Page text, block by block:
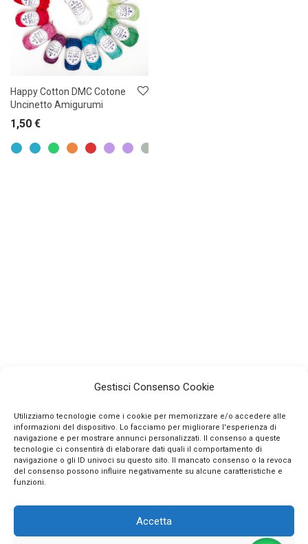
Gestisci Consenso Cookie
Utilizziamo tecnologie come i cookie per memorizzare e/o accedere alle
informazioni del dispositivo. Lo facciamo per migliorare l'esperienza di
navigazione e per mostrare annunci personalizzati. Il consenso a queste
tecnologie ci consentirà di elaborare dati quali il comportamento di
navigazione o gli ID univoci su questo sito. Il mancato consenso o la revoca
del consenso possono influire negativamente su alcune caratteristiche e
funzioni.
Accetta
Happy Cotton DMC Cotone
Uncinetto Amigurumi
1,50 €
INFO
SEGUICI SUI SOCIAL